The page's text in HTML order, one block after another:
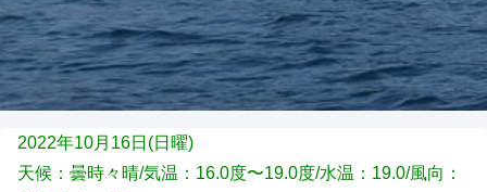
2022年10月16日(日 曜)
天候：曇時々晴/気温：16.0度〜19.0度/水温：19.0/風向：